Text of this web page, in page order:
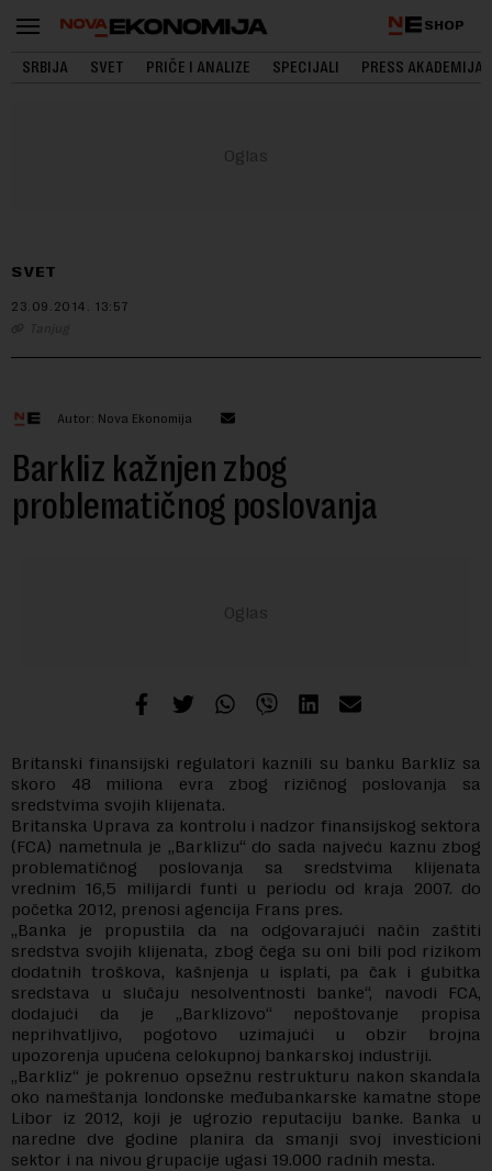
SHOP
SRBIJA SVET PRIČE I ANALIZE SPECIJALI PRESS AKADEMIJA
SVET
23.09.2014. 13:57
Tanjug
Autor: Nova Ekonomija
Barkliz kažnjen zbog
problematičnog poslovanja
Britanski finansijski regulatori kaznili su banku Barkliz sa
skoro 48 miliona evra zbog rizičnog poslovanja sa
sredstvima svojih klijenata.
Britanska Uprava za kontrolu i nadzor finansijskog sektora
(FCA) nametnula je „Barklizu“ do sada najveću kaznu zbog
problematičnog poslovanja sa sredstvima klijenata
vrednim 16,5 milijardi funti u periodu od kraja 2007. do
početka 2012, prenosi agencija Frans pres.
„Banka je propustila da na odgovarajući način zaštiti
sredstva svojih klijenata, zbog čega su oni bili pod rizikom
dodatnih troškova, kašnjenja u isplati, pa čak i gubitka
sredstava u slučaju nesolventnosti banke“, navodi FCA,
dodajući da je „Barklizovo“ nepoštovanje propisa
neprihvatljivo, pogotovo uzimajući u obzir brojna
upozorenja upućena celokupnoj bankarskoj industriji.
„Barkliz“ je pokrenuo opsežnu restrukturu nakon skandala
oko nameštanja londonske međubankarske kamatne stope
Libor iz 2012, koji je ugrozio reputaciju banke. Banka u
naredne dve godine planira da smanji svoj investicioni
sektor i na nivou grupacije ugasi 19.000 radnih mesta.